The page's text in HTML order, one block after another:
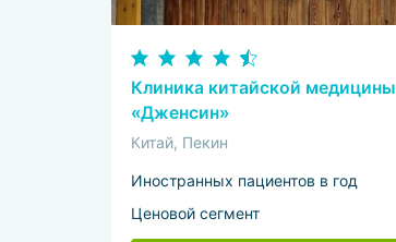
Клиника китайской медицины
«Дженсин»
Китай, Пекин
Иностранных пациентов в год
Ценовой сегмент